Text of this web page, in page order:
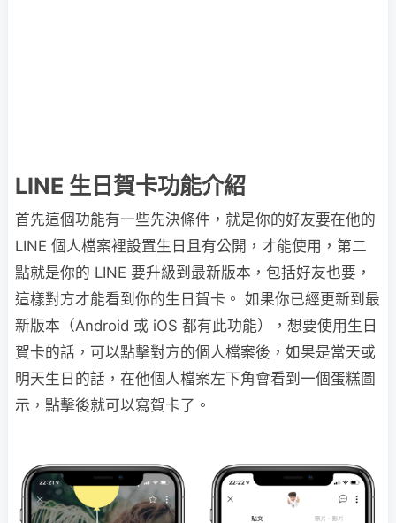
LINE 生日賀卡功能介紹
首先這個功能有一些先決條件，就是你的好友要在他的
LINE 個人檔案裡設置生日且有公開，才能使用，第二
點就是你的 LINE 要升級到最新版本，包括好友也要，
這樣對方才能看到你的生日賀卡。 如果你已經更新到最
新版本（Android 或 iOS 都有此功能），想要使用生日
賀卡的話，可以點擊對方的個人檔案後，如果是當天或
明天生日的話，在他個人檔案左下角會看到一個蛋糕圖
示，點擊後就可以寫賀卡了。